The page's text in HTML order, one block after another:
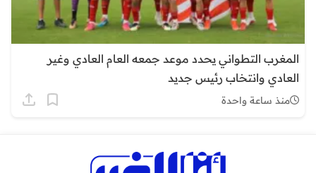
المغرب التطواني يحدد موعد جمعه العام العادي وغير
العادي وانتخاب رئيس جديد
منذ ساعة واحدة